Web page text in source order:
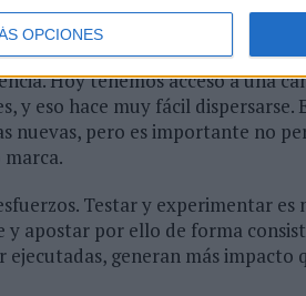
OPCIONES
un director de marketing?
Hoy tenemos acceso a una
y eso hace muy fácil dispersarse.
nuevas, pero es importante no
Testar y experimentar es
apostar por ello de forma
ejecutadas, generan más impacto